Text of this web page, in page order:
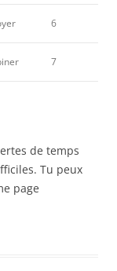
6
7
de temps
Tu peux
page